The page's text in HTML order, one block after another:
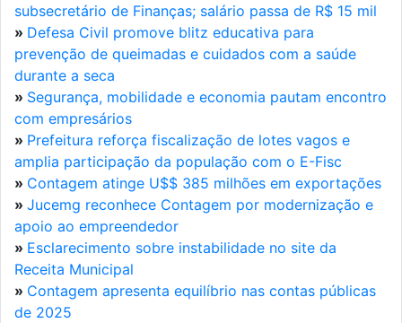
subsecretário de Finanças; salário passa de R$ 15 mil
» Defesa Civil promove blitz educativa para
prevenção de queimadas e cuidados com a saúde
durante a seca
» Segurança, mobilidade e economia pautam encontro
com empresários
» Prefeitura reforça fiscalização de lotes vagos e
amplia participação da população com o E-Fisc
» Contagem atinge U$$ 385 milhões em exportações
» Jucemg reconhece Contagem por modernização e
apoio ao empreendedor
» Esclarecimento sobre instabilidade no site da
Receita Municipal
» Contagem apresenta equilíbrio nas contas públicas
de 2025